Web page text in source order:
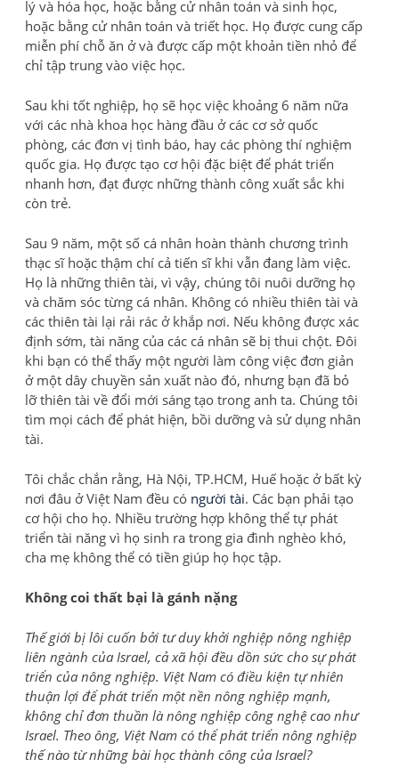
lý và hóa học, hoặc bằng cử nhân toán và sinh học,
hoặc bằng cử nhân toán và triết học. Họ được cung cấp
miễn phí chỗ ăn ở và được cấp một khoản tiền nhỏ để
chỉ tập trung vào việc học.
Sau khi tốt nghiệp, họ sẽ học việc khoảng 6 năm nữa
với các nhà khoa học hàng đầu ở các cơ sở quốc
phòng, các đơn vị tình báo, hay các phòng thí nghiệm
quốc gia. Họ được tạo cơ hội đặc biệt để phát triển
nhanh hơn, đạt được những thành công xuất sắc khi
còn trẻ.
Sau 9 năm, một số cá nhân hoàn thành chương trình
thạc sĩ hoặc thậm chí cả tiến sĩ khi vẫn đang làm việc.
Họ là những thiên tài, vì vậy, chúng tôi nuôi dưỡng họ
và chăm sóc từng cá nhân. Không có nhiều thiên tài và
các thiên tài lại rải rác ở khắp nơi. Nếu không được xác
định sớm, tài năng của các cá nhân sẽ bị thui chột. Đôi
khi bạn có thể thấy một người làm công việc đơn giản
ở một dây chuyền sản xuất nào đó, nhưng bạn đã bỏ
lỡ thiên tài về đổi mới sáng tạo trong anh ta. Chúng tôi
tìm mọi cách để phát hiện, bồi dưỡng và sử dụng nhân
tài.
Tôi chắc chắn rằng, Hà Nội, TP.HCM, Huế hoặc ở bất kỳ
nơi đâu ở Việt Nam đều có người tài. Các bạn phải tạo
cơ hội cho họ. Nhiều trường hợp không thể tự phát
triển tài năng vì họ sinh ra trong gia đình nghèo khó,
cha mẹ không thể có tiền giúp họ học tập.
Không coi thất bại là gánh nặng
Thế giới bị lôi cuốn bởi tư duy khởi nghiệp nông nghiệp
liên ngành của Israel, cả xã hội đều dồn sức cho sự phát
triển của nông nghiệp. Việt Nam có điều kiện tự nhiên
thuận lợi để phát triển một nền nông nghiệp mạnh,
không chỉ đơn thuần là nông nghiệp công nghệ cao như
Israel. Theo ông, Việt Nam có thể phát triển nông nghiệp
thế nào từ những bài học thành công của Israel?